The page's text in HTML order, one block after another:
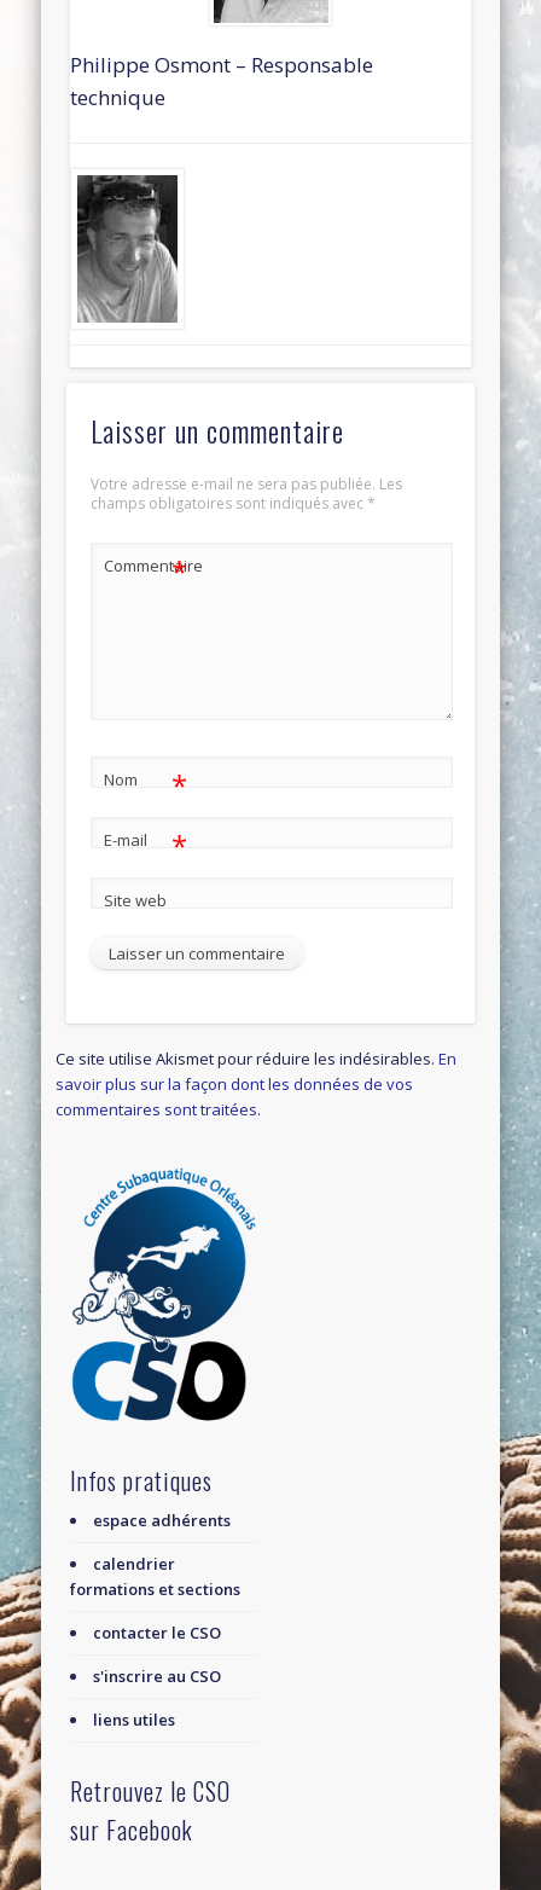
Philippe Osmont – Responsable
technique
Laisser un commentaire
Votre adresse e-mail ne sera pas publiée. Les
champs obligatoires sont indiqués avec*
Commentaire
*
Nom *
E-mail *
Site web
Ce site utilise Akismet pour réduire les indésirables.En
savoir plus sur la façon dont les données de vos
commentaires sont traitées.
Infos pratiques
espace adhérents
calendrier
formations et sections
contacter le CSO
s'inscrire au CSO
liens utiles
Retrouvez le CSO
sur Facebook